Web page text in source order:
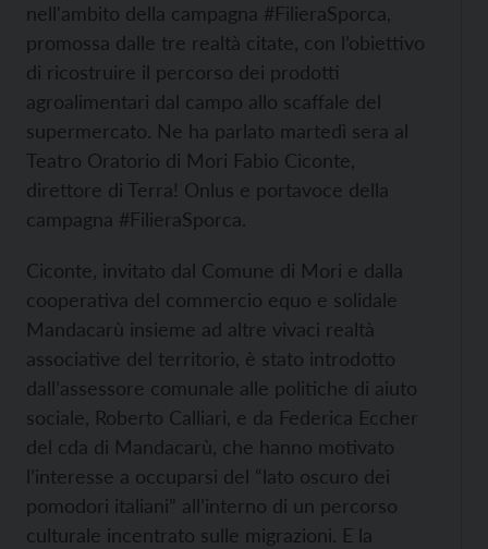
nell'ambito della campagna #FilieraSporca,
promossa dalle tre realtà citate, con l’obiettivo
di ricostruire il percorso dei prodotti
agroalimentari dal campo allo scaffale del
supermercato. Ne ha parlato martedì sera al
Teatro Oratorio di Mori Fabio Ciconte,
direttore di Terra! Onlus e portavoce della
campagna #FilieraSporca.
Ciconte, invitato dal Comune di Mori e dalla
cooperativa del commercio equo e solidale
Mandacarù insieme ad altre vivaci realtà
associative del territorio, è stato introdotto
dall’assessore comunale alle politiche di aiuto
sociale, Roberto Calliari, e da Federica Eccher
del cda di Mandacarù, che hanno motivato
l’interesse a occuparsi del “lato oscuro dei
pomodori italiani” all’interno di un percorso
culturale incentrato sulle migrazioni. E la